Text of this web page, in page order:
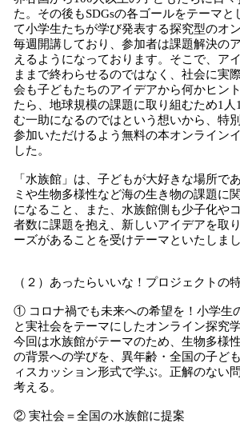
た。その後もSDGsの各ゴールをテーマと
て小学生たちが学び発表する探究型のオ
毎週開講しており、参加者は課題解決の
えるようになっております。そこで、ア
ままで終わらせるのではなく、社会に実
会も子どもたちのアイデアから何かヒン
たら、地球規模の課題に取り組むため1人
む一助になるのではという想いから、特
参加いただけるよう無料の本オンライン
した。
「水族館」は、子どもが大好きな場所で
ミや生物多様性など海の生き物の課題に
になること、また、水族館側も少子化や
者数に課題を抱え、新しいアイデアを取
ーズがあることを受けテーマといたしまし
（２）あったらいいな！プロジェクトの
① コロナ禍でも未来への希望を！小学生
と実社会をテーマにしたオンライン探究
今回は水族館がテーマのため、生物多様
の背景への学びを、異年齢・全国の子ど
ィスカッション形式で学ぶ。正解のない
考える。
② 実社会＝全国の水族館に提案